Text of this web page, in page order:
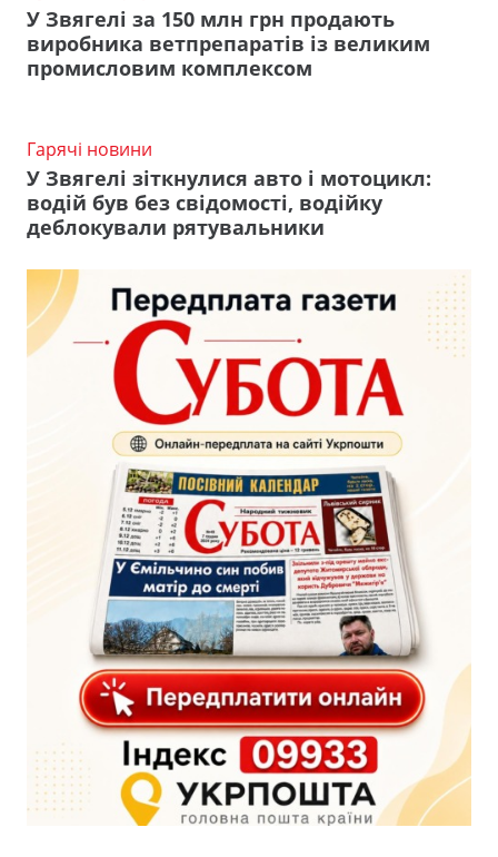
У Звягелі за 150 млн грн продають
виробника ветпрепаратів із великим
промисловим комплексом
Гарячі новини
У Звягелі зіткнулися авто і мотоцикл:
водій був без свідомості, водійку
деблокували рятувальники